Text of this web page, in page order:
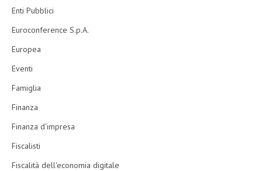
Enti Pubblici
Euroconference S.p.A.
Europea
Eventi
Famiglia
Finanza
Finanza d'impresa
Fiscalisti
Fiscalità dell'economia digitale